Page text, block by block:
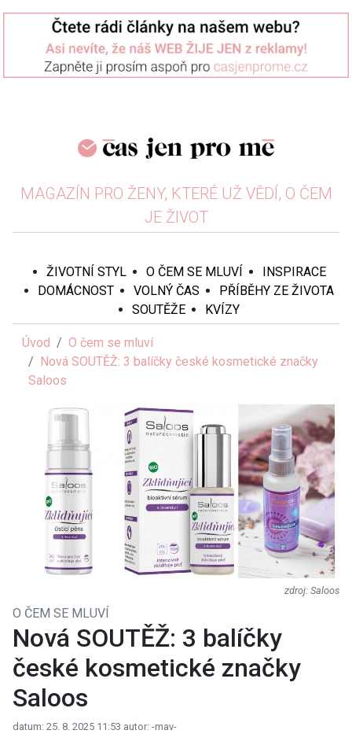
MAGAZÍN PRO ŽENY, KTERÉ UŽ VĚDÍ, O ČEM
JE ŽIVOT
ŽIVOTNÍ STYL O ČEM SE MLUVÍ
INSPIRACE
DOMÁCNOST
VOLNÝ ČAS
PŘÍBĚHY ZE ŽIVOTA
SOUTĚŽE
KVÍZY
Úvod
O čem se mluví
Nová SOUTĚŽ: 3 balíčky české kosmetické značky
Saloos
Saloos
O ČEM SE MLUVÍ
Nová SOUTĚŽ: 3 balíčky
české kosmetické značky
Saloos
datum: 25. 8. 2025 11:53 autor: -mav-